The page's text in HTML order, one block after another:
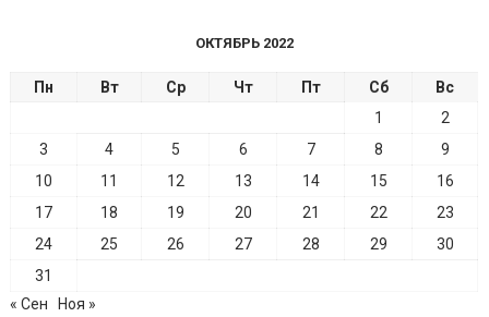
ОКТЯБРЬ 2022
Пн Вт Ср Чт Пт Сб
Вс
1
2
3
4 5 6 7 8
9
10
11 12 13 14 15
16
17
18 19 20 21 22
23
24
25 26 27 28 29
30
31
« Сен
Ноя »